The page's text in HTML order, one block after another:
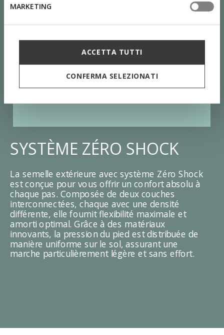
MARKETING
ACCETTA TUTTI
CONFERMA SELEZIONATI
SYSTÈME ZÉRO SHOCK
La semelle extérieure avec système Zéro Shock
est conçue pour vous offrir un confort absolu à
chaque pas. Composée de deux couches
interconnectées, chaque avec une densité
différente, elle fournit flexibilité maximale et
amorti optimal. Grâce à des matériaux
innovants, la pression du pied est distribuée de
manière uniforme sur le sol, assurant une
marche particulièrement légère et sans effort.